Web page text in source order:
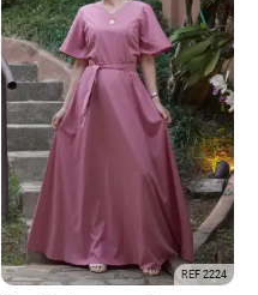
REF 2224